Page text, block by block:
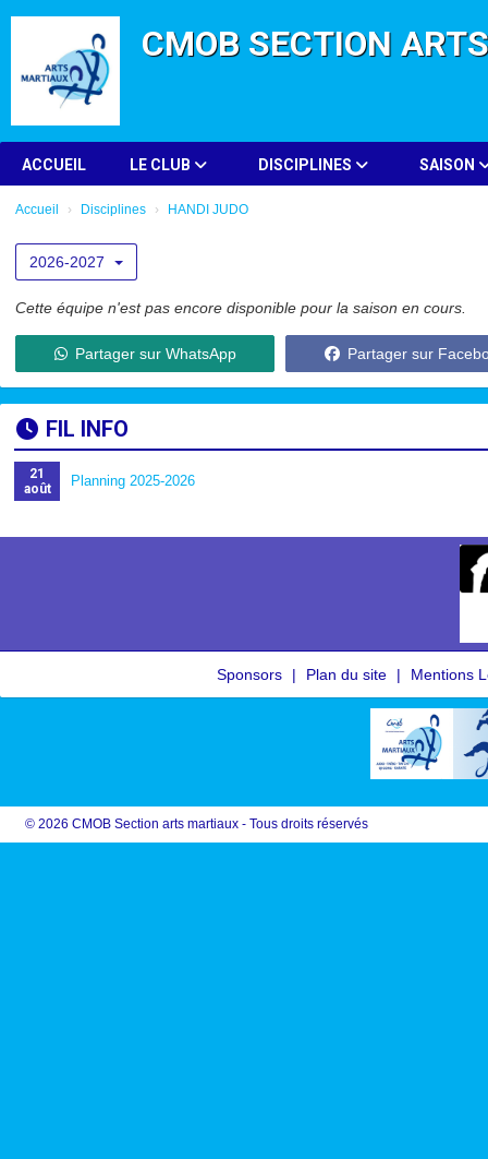
CMOB SECTION
ACCUEIL LE CLUB DISCIPLINES SAISON
Accueil Disciplines HANDI JUDO
2026-2027
Cette équipe n'est pas encore disponible pour la saison en cours.
Partager sur WhatsApp Partager sur
FIL INFO
21
août
Planning 2025-2026
Sponsors Plan du site Mentions
© 2026 CMOB Section arts martiaux - Tous droits réservés